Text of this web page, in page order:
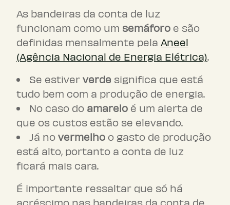
As bandeiras da conta de luz
funcionam como um semáforo e são
definidas mensalmente pela Aneel
(Agência Nacional de Energia Elétrica).
Se estiver verde significa que está
tudo bem com a produção de energia.
No caso do amarelo é um alerta de
que os custos estão se elevando.
Já no vermelho o gasto de produção
está alto, portanto a conta de luz
ficará mais cara.
É importante ressaltar que só há
acréscimo nas bandeiras da conta de